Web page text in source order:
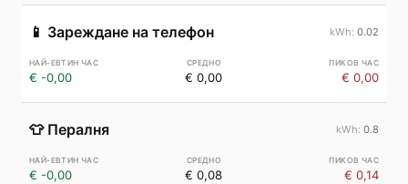
📱 Зареждане на телефон 0.02
€ -0,00 € 0,00 € 0,00
👕 Пералня 0.8
€ -0,00 € 0,08 € 0,14